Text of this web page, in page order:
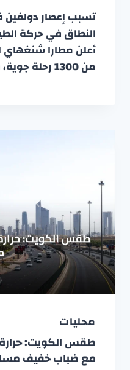
تسبب إعصار
النطاق في حركة
أعلن مطارا شنغهاي
من 1300 رحلة جوية، فيما قامت السلطات…
محليات
طقس الكويت:
مع ضباب خفيف